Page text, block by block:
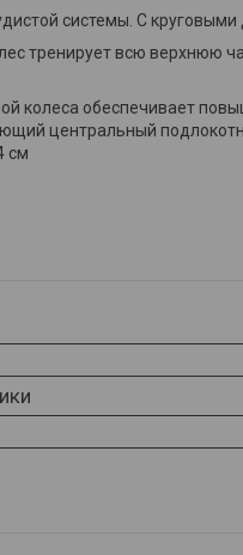
системы. С
тренирует всю верхнюю
колеса обеспечивает
центральный
см